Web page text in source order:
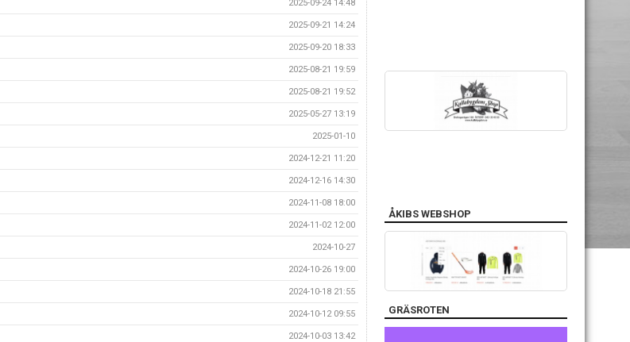
2025-09-24 14:48
2025-09-21 14:24
2025-09-20 18:33
2025-08-21 19:59
2025-08-21 19:52
2025-05-27 13:19
2025-01-10
2024-12-21 11:20
2024-12-16 14:30
2024-11-08 18:00
2024-11-02 12:00
2024-10-27
2024-10-26 19:00
2024-10-18 21:55
2024-10-12 09:55
2024-10-03 13:42
ÅKIBS WEBSHOP
GRÄSROTEN